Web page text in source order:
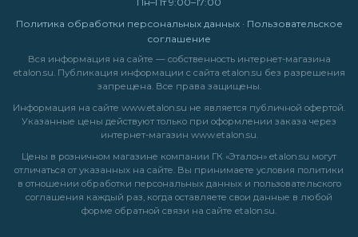
Политика обработки персональных данных· Пользовательское
соглашение
Вся информация на сайте — собственность интернет-магазина
etalon.su. Публикация информации с сайта etalon.su без разрешения
запрещена. Все права защищены.
Информация на сайте www.etalon.su не является публичной офертой.
Указанные цены действуют только при оформлении заказа через
интернет-магазин www.etalon.su.
Цены в розничном магазине компании ГК «Эталон» etalon.su могут
отличаться от указанных на сайте. Вы принимаете условия политики
в отношении обработки персональных данныхи пользовательского
соглашения каждый раз, когда оставляете свои данные в любой
форме обратной связи на сайте etalon.su.